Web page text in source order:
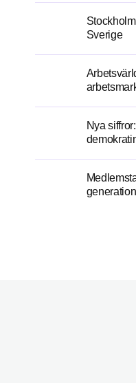
Sverige
Nya